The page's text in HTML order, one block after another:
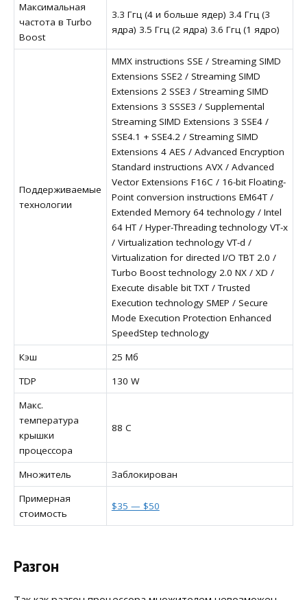
Максимальная
частота в Turbo
Boost
3.3 Ггц (4 и больше ядер) 3.4 Ггц (3
ядра) 3.5 Ггц (2 ядра) 3.6 Ггц (1 ядро)
Поддерживаемые
технологии
MMX instructions SSE / Streaming SIMD
Extensions SSE2 / Streaming SIMD
Extensions 2 SSE3 / Streaming SIMD
Extensions 3 SSSE3 / Supplemental
Streaming SIMD Extensions 3 SSE4 /
SSE4.1 + SSE4.2 / Streaming SIMD
Extensions 4 AES / Advanced Encryption
Standard instructions AVX / Advanced
Vector Extensions F16C / 16-bit Floating-
Point conversion instructions EM64T /
Extended Memory 64 technology / Intel
64 HT / Hyper-Threading technology VT-x
/ Virtualization technology VT-d /
Virtualization for directed I/O TBT 2.0 /
Turbo Boost technology 2.0 NX / XD /
Execute disable bit TXT / Trusted
Execution technology SMEP / Secure
Mode Execution Protection Enhanced
SpeedStep technology
Кэш
25 Мб
TDP
130 W
Макс.
температура
крышки
процессора
88 C
Множитель
Заблокирован
Примерная
стоимость
$35 — $50
Разгон